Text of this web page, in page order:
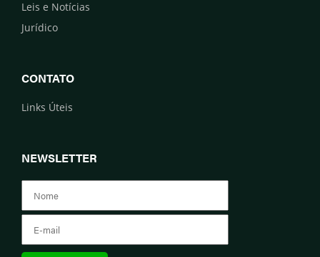
Leis e Notícias
Jurídico
CONTATO
Links Úteis
NEWSLETTER